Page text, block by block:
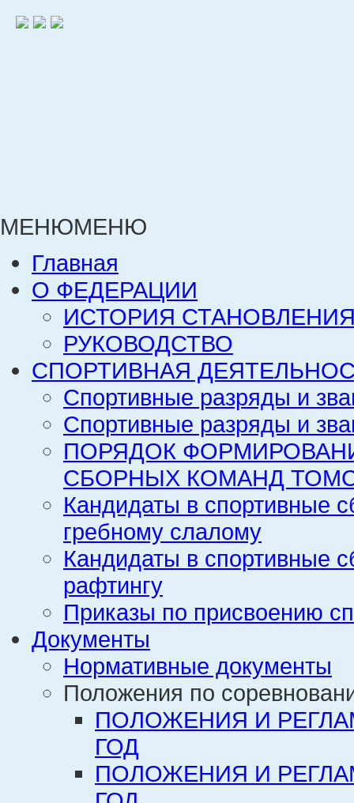
МЕНЮМЕНЮ
Главная
О ФЕДЕРАЦИИ
ИСТОРИЯ
РУКОВОДСТВО
СПОРТИВНАЯ
Спортивные разряды и
Спортивные разряды и
ПОРЯДОК
СБОРНЫХ КОМАНД
Кандидаты в спортивные
гребному слалому
Кандидаты в спортивные
рафтингу
Приказы по присвоению
Документы
Нормативные документы
Положения по
ПОЛОЖЕНИЯ И
ГОД
ПОЛОЖЕНИЯ И